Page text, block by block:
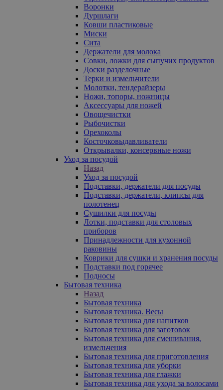
Воронки
Дуршлаги
Ковши пластиковые
Миски
Сита
Держатели для молока
Совки, ложки для сыпучих продуктов
Доски разделочные
Терки и измельчители
Молотки, тендерайзеры
Ножи, топоры, ножницы
Аксессуары для ножей
Овощечистки
Рыбочистки
Орехоколы
Косточковыдавливатели
Открывалки, консервные ножи
Уход за посудой
Назад
Уход за посудой
Подставки, держатели для посуды
Подставки, держатели, клипсы для
полотенец
Сушилки для посуды
Лотки, подставки для столовых
приборов
Принадлежности для кухонной
раковины
Коврики для сушки и хранения посуды
Подставки под горячее
Подносы
Бытовая техника
Назад
Бытовая техника
Бытовая техника. Весы
Бытовая техника для напитков
Бытовая техника для заготовок
Бытовая техника для смешивания,
измельчения
Бытовая техника для приготовления
Бытовая техника для уборки
Бытовая техника для глажки
Бытовая техника для ухода за волосами